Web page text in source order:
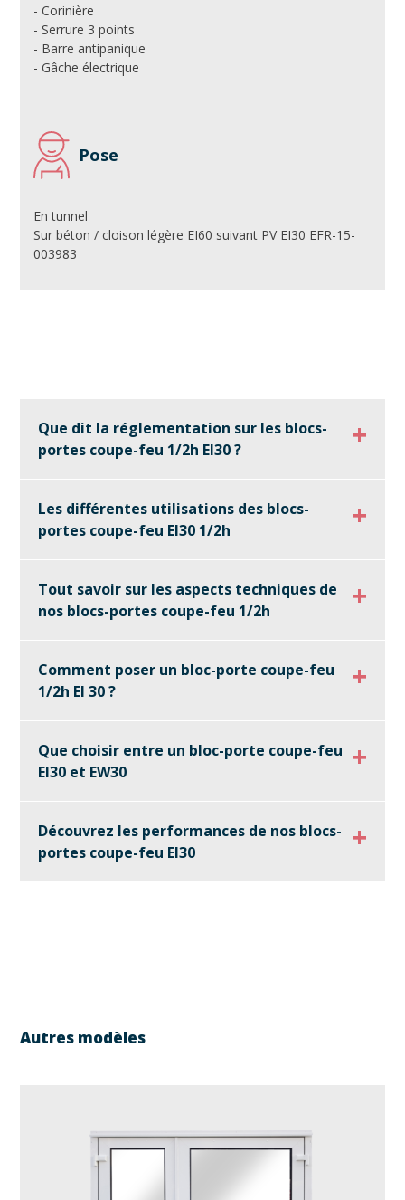
- Corinière
- Serrure 3 points
- Barre antipanique
- Gâche électrique
Pose
En tunnel
Sur béton / cloison légère EI60 suivant PV EI30 EFR-15-
003983
Que dit la réglementation sur les blocs-
portes coupe-feu 1/2h EI30 ?
Les différentes utilisations des blocs-
portes coupe-feu EI30 1/2h
Tout savoir sur les aspects techniques de
nos blocs-portes coupe-feu 1/2h
Comment poser un bloc-porte coupe-feu
1/2h EI 30 ?
Que choisir entre un bloc-porte coupe-feu
EI30 et EW30
Découvrez les performances de nos blocs-
portes coupe-feu EI30
Autres modèles